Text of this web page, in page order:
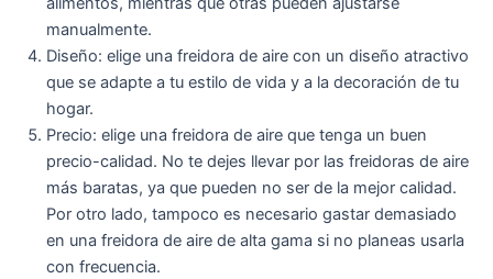
manualmente.
Diseño: elige una freidora de aire con un diseño atractivo
que se adapte a tu estilo de vida y a la decoración de tu
hogar.
Precio: elige una freidora de aire que tenga un buen
precio-calidad. No te dejes llevar por las freidoras de aire
más baratas, ya que pueden no ser de la mejor calidad.
Por otro lado, tampoco es necesario gastar demasiado
en una freidora de aire de alta gama si no planeas usarla
con frecuencia.